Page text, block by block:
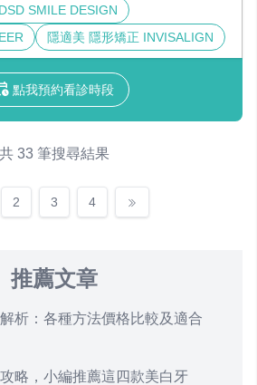
SMILE DESIGN
隱適美 隱形矯正 INVISALIGN
點我預約看診時段
共 33 筆搜尋結果
2 3 4
推薦文章
析：各種方法價格比較及適合
略，小編推薦這四款美白牙